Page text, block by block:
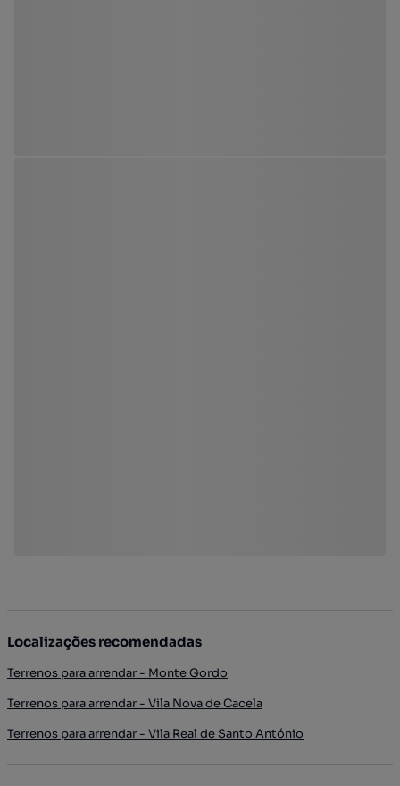
Localizações recomendadas
Terrenos para arrendar - Monte Gordo
Terrenos para arrendar - Vila Nova de Cacela
Terrenos para arrendar - Vila Real de Santo António